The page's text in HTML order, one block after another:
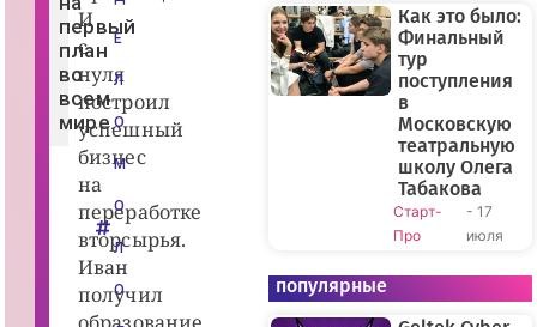
первый
план
во
всем
мире.
И
с
нуля
построил
успешный
бизнес
на
переработке
вторсырья.
Иван
получил
Е
Л
О
М
О
Л
О
Как это было:
Финальный
тур
поступления
в
Московскую
театральную
школу Олега
Табакова
Старт-
Про
- 17
июля
популярные